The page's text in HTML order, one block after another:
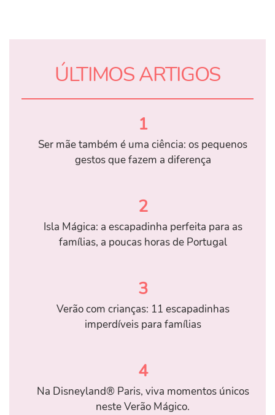
ÚLTIMOS ARTIGOS
1
Ser mãe também é uma ciência: os pequenos
gestos que fazem a diferença
2
Isla Mágica: a escapadinha perfeita para as
famílias, a poucas horas de Portugal
3
Verão com crianças: 11 escapadinhas
imperdíveis para famílias
4
Na Disneyland® Paris, viva momentos únicos
neste Verão Mágico.